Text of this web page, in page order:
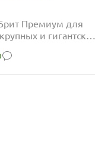
Премиум для
и гигантских